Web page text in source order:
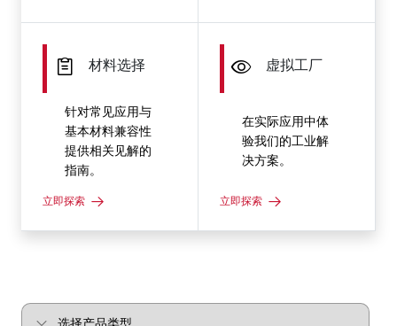
材料选择
针对常见应用与
基本材料兼容性
提供相关见解的
指南。
立即探索
虚拟工厂
在实际应用中体
验我们的工业解
决方案。
立即探索